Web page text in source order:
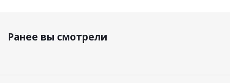
Ранее вы смотрели